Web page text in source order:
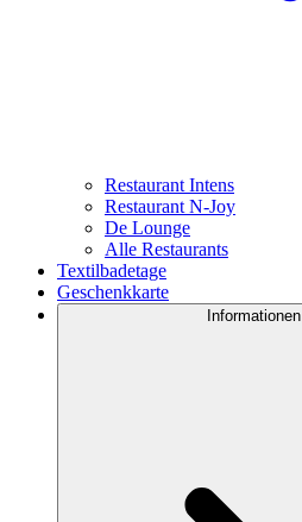
Restaurant Intens
Restaurant N-Joy
De Lounge
Alle Restaurants
Textilbadetage
Geschenkkarte